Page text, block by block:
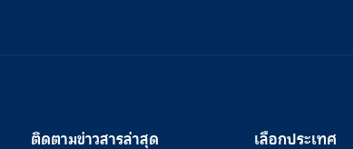
ติดตามข่าวสารล่าสุด เลือกประเทศ